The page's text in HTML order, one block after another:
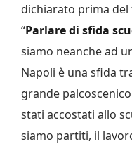
dichiarato prima del
“Parlare di sfida
siamo neanche ad
Napoli è una sfida
grande
stati accostati allo
siamo partiti, il